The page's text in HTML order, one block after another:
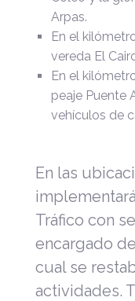
Arpas.
En el
vereda El
En el k
peaje Puente
vehículos de
En las
Tráfico con
encargado
cual se
actividades.